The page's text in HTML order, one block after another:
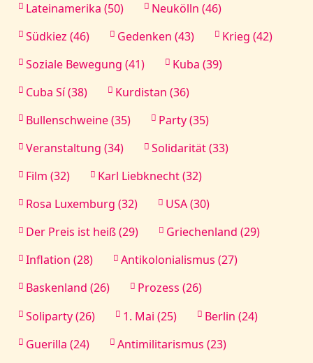
Lateinamerika (50)
Neukölln (46)
Südkiez (46)
Gedenken (43)
Krieg (42)
Soziale Bewegung (41)
Kuba (39)
Cuba Sí (38)
Kurdistan (36)
Bullenschweine (35)
Party (35)
Veranstaltung (34)
Solidarität (33)
Film (32)
Karl Liebknecht (32)
Rosa Luxemburg (32)
USA (30)
Der Preis ist heiß (29)
Griechenland (29)
Inflation (28)
Antikolonialismus (27)
Baskenland (26)
Prozess (26)
Soliparty (26)
1. Mai (25)
Berlin (24)
Guerilla (24)
Antimilitarismus (23)